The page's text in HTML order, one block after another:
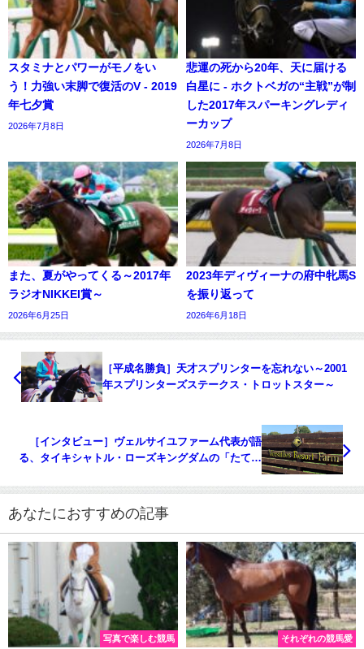
スタミナとパワーがモノをい
う！力強い末脚で復活のV - 2019
年七夕賞
2026年7月8日
悲運の死から20年、天に届ける
白星に - ホクトベガの“主戦”が制
した2017年スパーキングレディ
ーカップ
2026年7月8日
また、夏がやってくる～2017年
ラジオNIKKEI賞～
2026年6月25日
2023年ディヴィーナの府中牝馬S
を振り返って
2026年6月18日
［平成名勝負］天才スプリンターを忘れない～2001
年スプリンターズステークス・トロットスター～
［インタビュー］ヴェルサイユファーム代表が語
る、タイキシャトル・ローズキングダムの「たてが
あなたにおすすめの記事
写真で楽しむ競馬 それぞれの競馬愛